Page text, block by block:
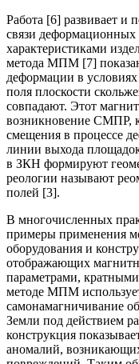
Работа [6] развивает и
связи
характеристиками
метода МПМ [7]
деформации в
поля плоскости
совпадают. Этот
возникновение СМПР,
смещения в процессе
линии выхода
в ЗКН формируют
реологии называют
полей [3].
В многочисленных
примеры применения
оборудования и
отображающих
параметрами,
методе МПМ
самонамагничивание
Земли под действием
конструкция
аномалий,